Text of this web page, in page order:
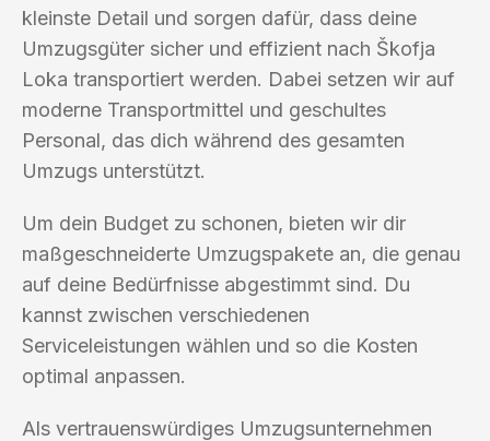
kleinste Detail und sorgen dafür, dass deine
Umzugsgüter sicher und effizient nach Škofja
Loka transportiert werden. Dabei setzen wir auf
moderne Transportmittel und geschultes
Personal, das dich während des gesamten
Umzugs unterstützt.
Um dein Budget zu schonen, bieten wir dir
maßgeschneiderte Umzugspakete an, die genau
auf deine Bedürfnisse abgestimmt sind. Du
kannst zwischen verschiedenen
Serviceleistungen wählen und so die Kosten
optimal anpassen.
Als vertrauenswürdiges Umzugsunternehmen